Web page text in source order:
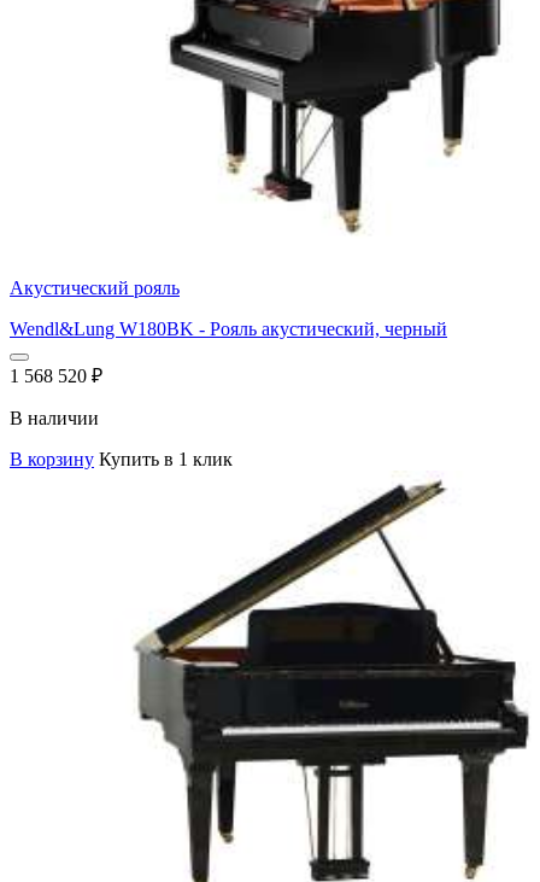
Акустический рояль
Wendl&Lung W180BK - Рояль акустический, черный
1 568 520 ₽
В наличии
В корзину Купить в 1 клик